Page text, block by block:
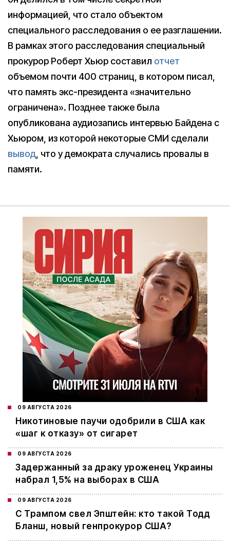
информацией, что стало объектом
специального расследования о ее разглашении.
В рамках этого расследования специальный
прокурор Роберт Хьюр составил отчет
объемом почти 400 страниц, в котором писал,
что память экс-президента «значительно
ограничена». Позднее также была
опубликована аудиозапись интервью Байдена с
Хьюром, из которой некоторые СМИ сделали
вывод, что у демократа случались провалы в
памяти.
09 АВГУСТА 2026
Никотиновые паучи одобрили в США как
«шаг к отказу» от сигарет
09 АВГУСТА 2026
Задержанный за драку уроженец Украины
набрал 1,5% на выборах в США
09 АВГУСТА 2026
С Трампом свел Эпштейн: кто такой Тодд
Бланш, новый генпрокурор США?